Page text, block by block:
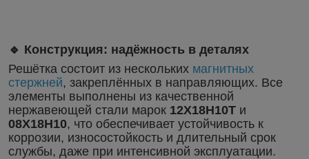
🔹 Конструкция: надёжность в деталях
Решётка состоит из нескольких магнитных
стержней, закреплённых в направляющих. Все
элементы выполнены из качественной
нержавеющей стали марок 12Х18Н10Т и
08Х18Н10, что обеспечивает устойчивость к
коррозии, износостойкость и длительный срок
службы, даже при интенсивной эксплуатации.